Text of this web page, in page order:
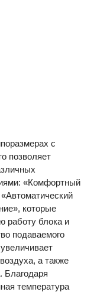
с
позволяет
«Комфортный
которые
работу блока и
подаваемого
а также
Благодаря
температура